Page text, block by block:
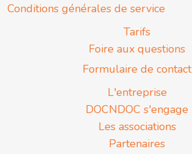
Conditions générales de service
Tarifs
Foire aux questions
Formulaire de contact
L'entreprise
DOCNDOC s'engage
Les associations
Partenaires